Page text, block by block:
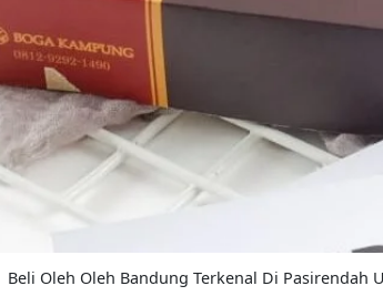
Beli Oleh Oleh Bandung Terkenal Di Pasirendah